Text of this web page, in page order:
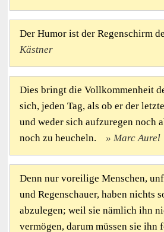
Der Humor ist der Regenschirm
Kästner
Dies bringt die Vollkommenheit
sich, jeden Tag, als ob er der
und weder sich aufzuregen noch
noch zu heucheln.
Marc Aurel
Denn nur voreilige Menschen,
und Regenschauer, haben nichts
abzulegen; weil sie nämlich ihn
vermögen, darum müssen sie ihn